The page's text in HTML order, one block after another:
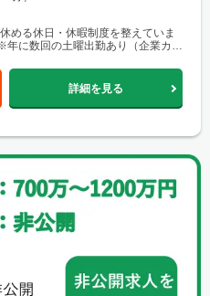
める休日・休暇制度を整えていま
に数回の土曜出勤あり（企業カレ
詳細を見る